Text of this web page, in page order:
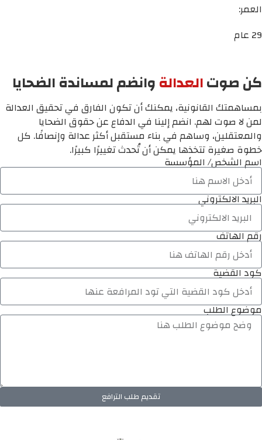
العمر:
29 عام
كن صوتالعدالةوانضم لمساندة الضحايا
بمساهمتك القانونية، يمكنك أن تكون الفارق في تحقيق العدالة
لمن لا صوت لهم. انضم إلينا في الدفاع عن حقوق الضحايا
والمعتقلين، وساهم في بناء مستقبل أكثر عدالة وإنصافًا. كل
خطوة صغيرة تتخذها يمكن أن تُحدث تغييرًا كبيرًا.
اسم الشخص/ المؤسسة
البريد الالكتروني
رقم الهاتف
كود القضية
موضوع الطلب
تقديم طلب الترافع